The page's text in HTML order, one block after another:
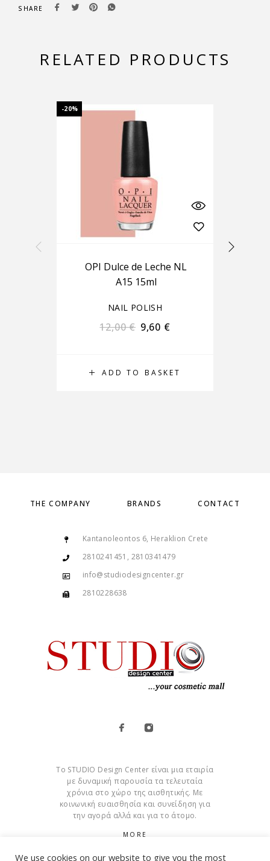
SHARE
RELATED PRODUCTS
-20%
ADD TO BASKET
OPI Dulce de Leche NL
A15 15ml
NAIL POLISH
12,00€ 9,60 €
THE COMPANY BRANDS CONTACT
Kantanoleontos 6, Heraklion Crete
2810241451, 2810341479
info@studiodesigncenter.gr
2810228638
Το STUDIO Design Center είναι μια εταιρία
με δυναμική παρουσία τα τελευταία
χρόνια στο χώρο της αισθητικής. Με
κοινωνική ευαισθησία και συνείδηση για
την αγορά αλλά και για το άτομο.
MORE
We use cookies on our website to give you the most